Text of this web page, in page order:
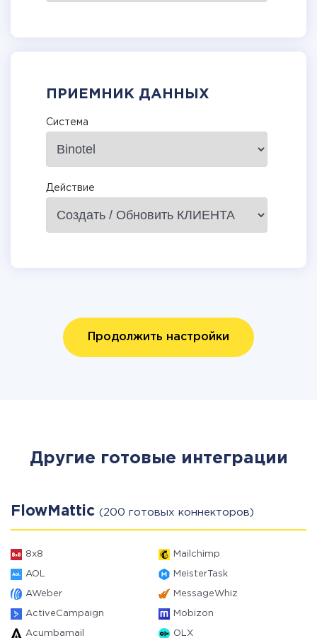
ПРИЕМНИК ДАННЫХ
Система
Действие
Продолжить настройки
Другие готовые интеграции
FlowMattic (200 готовых коннекторов)
8x8 Mailchimp
AOL MeisterTask
AWeber MessageWhiz
ActiveCampaign Mobizon
Acumbamail OLX